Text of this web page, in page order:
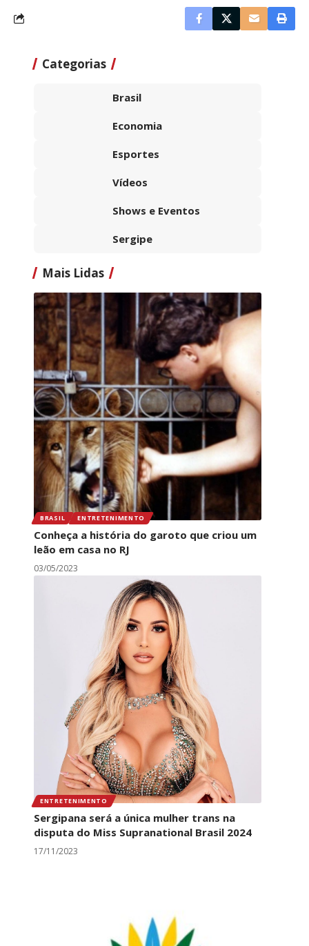
Categorias
Brasil
Economia
Esportes
Vídeos
Shows e Eventos
Sergipe
Mais Lidas
BRASIL ENTRETENIMENTO
Conheça a história do garoto que criou um
leão em casa no RJ
03/05/2023
ENTRETENIMENTO
Sergipana será a única mulher trans na
disputa do Miss Supranational Brasil 2024
17/11/2023